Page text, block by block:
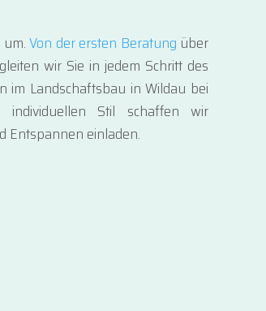
um.Von der ersten Beratung über
wir Sie in jedem Schritt des
im Landschaftsbau in Wildau bei
Stil schaffen wir
Entspannen einladen.